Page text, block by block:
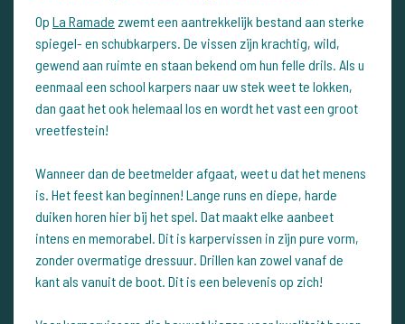
Op La Ramade zwemt een aantrekkelijk bestand aan sterke
spiegel- en schubkarpers. De vissen zijn krachtig, wild,
gewend aan ruimte en staan bekend om hun felle drils. Als u
eenmaal een school karpers naar uw stek weet te lokken,
dan gaat het ook helemaal los en wordt het vast een groot
vreetfestein!
Wanneer dan de beetmelder afgaat, weet u dat het menens
is. Het feest kan beginnen! Lange runs en diepe, harde
duiken horen hier bij het spel. Dat maakt elke aanbeet
intens en memorabel. Dit is karpervissen in zijn pure vorm,
zonder overmatige dressuur. Drillen kan zowel vanaf de
kant als vanuit de boot. Dit is een belevenis op zich!